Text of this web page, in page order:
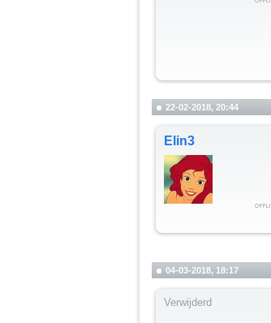
22-02-2018, 20:44
Elin3
04-03-2018, 18:17
Verwijderd